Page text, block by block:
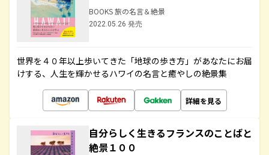
BOOKS 旅の名言＆絶景
2022.05.26 発売
世界を４０年以上歩いてきた「地球の歩き方」があなたにお届
けする、人生を輝かせるハワイの名言と癒やしの絶景集
詳細を見る
自分らしく生きるフランスのことばと
絶景１００